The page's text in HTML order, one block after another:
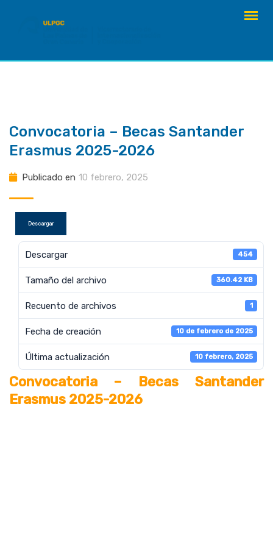
Convocatoria – Becas Santander
Erasmus 2025-2026
Publicado en 10 febrero, 2025
Descargar
Descargar 454
Tamaño del archivo 360.42 KB
Recuento de archivos 1
Fecha de creación 10 de febrero de 2025
Última actualización 10 febrero, 2025
Convocatoria – Becas Santander
Erasmus 2025-2026